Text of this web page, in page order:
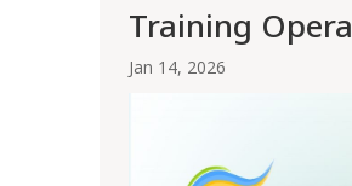
Training
Jan 14, 2026